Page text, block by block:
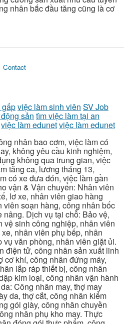
nhân bắc đầu tăng cũng là cơ
Contact
gấpviệc làm sinh viên SV Job
sản tìm việc làm tại an
việc làm edunetviệc làm edunet
nhân bao cơm, việc làm có
không yêu cầu kinh nghiệm,
không qua trung gian, việc
tăng ca, lương tháng 13,
có xe đưa đón, việc làm gần
vận & Vận chuyển: Nhân viên
lơ xe, nhân viên giao hàng
viên soạn hàng, công nhân bốc
Dịch vụ tại chỗ: Bảo vệ,
vệ sinh công nghiệp, nhân viên
nhân viên phụ bếp, nhân
văn phòng, nhân viên giặt ủi.
điện tử, công nhân sản xuất linh
cơ khí, công nhân đứng máy,
lắp ráp thiết bị, công nhân
kim loại, công nhân vận hành
Công nhân may, thợ may
da, thợ cắt, công nhân kiểm
gói giày, công nhân chuyền
nhân phụ kho may. Thực